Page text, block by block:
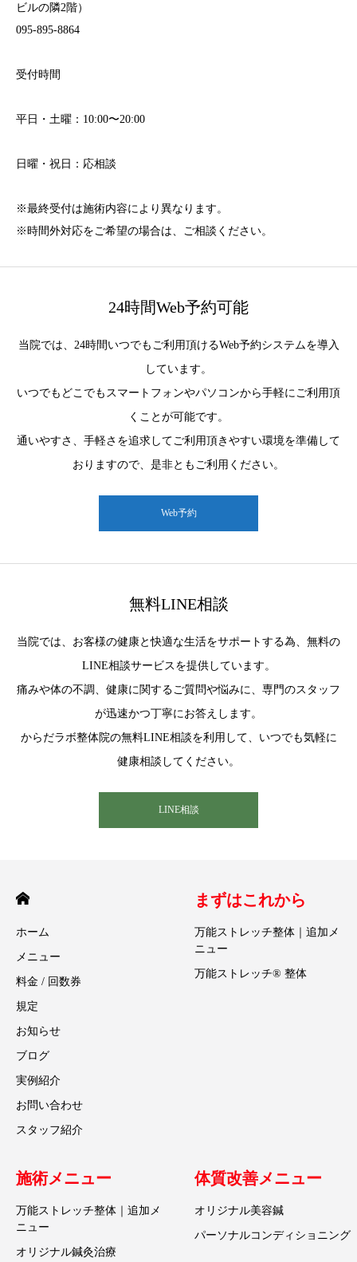
ビルの隣2階）
095-895-8864
受付時間
平日・土曜：10:00〜20:00
日曜・祝日：応相談
※最終受付は施術内容により異なります。
※時間外対応をご希望の場合は、ご相談ください。
24時間Web予約可能
当院では、24時間いつでもご利用頂けるWeb予約システムを導入
しています。
いつでもどこでもスマートフォンやパソコンから手軽にご利用頂
くことが可能です。
通いやすさ、手軽さを追求してご利用頂きやすい環境を準備して
おりますので、是非ともご利用ください。
Web予約
無料LINE相談
当院では、お客様の健康と快適な生活をサポートする為、無料の
LINE相談サービスを提供しています。
痛みや体の不調、健康に関するご質問や悩みに、専門のスタッフ
が迅速かつ丁寧にお答えします。
からだラボ整体院の無料LINE相談を利用して、いつでも気軽に
健康相談してください。
LINE相談
ホーム
メニュー
料金 / 回数券
規定
お知らせ
ブログ
実例紹介
お問い合わせ
スタッフ紹介
まずはこれから
万能ストレッチ整体｜追加メ
ニュー
万能ストレッチ® 整体
施術メニュー
万能ストレッチ整体｜追加メ
ニュー
オリジナル鍼灸治療
体質改善メニュー
オリジナル美容鍼
パーソナルコンディショニング